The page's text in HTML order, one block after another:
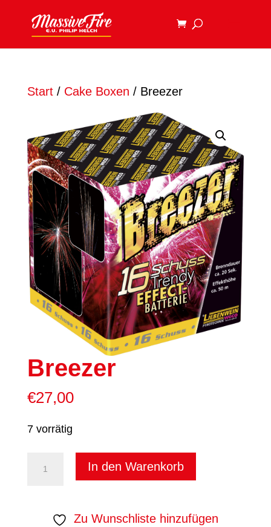
Start/ Cake Boxen / Breezer
Breezer
€27,00
7 vorrätig
In den Warenkorb
Zu Wunschliste hinzufügen